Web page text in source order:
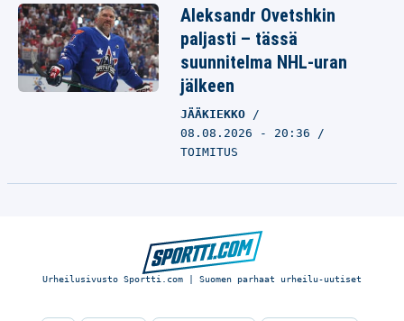
Aleksandr Ovetshkin
paljasti – tässä
suunnitelma NHL-uran
jälkeen
JÄÄKIEKKO
08.08.2026 - 20:36
TOIMITUS
Urheilusivusto Sportti.com | Suomen parhaat urheilu-uutiset